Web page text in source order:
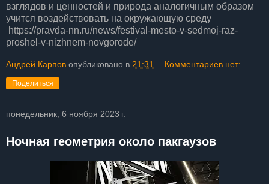
взглядов и ценностей и природа аналогичным образом
учится воздействовать на окружающую среду
https://pravda-nn.ru/news/festival-mesto-v-sedmoj-raz-
proshel-v-nizhnem-novgorode/
Андрей Карпов опубликовано в 21:31 Комментариев нет:
Поделиться
понедельник, 6 ноября 2023 г.
Ночная геометрия около пакгаузов